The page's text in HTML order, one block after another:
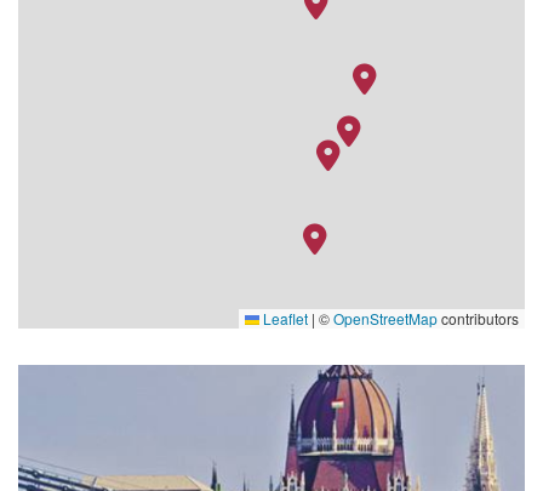
Leaflet | ©OpenStreetMapcontributors
Entertainment